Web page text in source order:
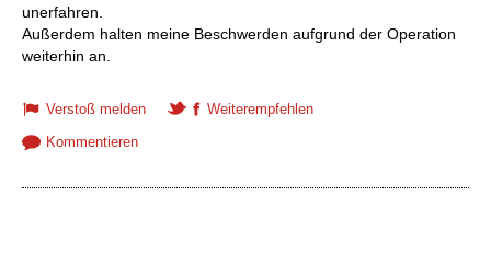
unerfahren.
Außerdem halten meine Beschwerden aufgrund der Operation
weiterhin an.
Verstoß melden
Weiterempfehlen
Kommentieren